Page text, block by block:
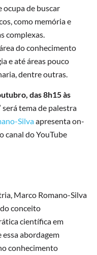
ocupa de buscar
como memória e
complexas.
do conhecimento
e até áreas pouco
dentre outras.
das 8h15 às
será tema de palestra
Silvaapresenta on-
canal do YouTube
Marco Romano-Silva
conceito
científica em
abordagem
conhecimento